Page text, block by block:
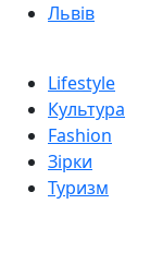
Львів
Lifestyle
Культура
Fashion
Зірки
Туризм